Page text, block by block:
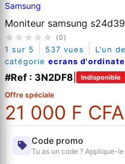
Samsung
Moniteur samsung
(0)
1 sur 5 537 vues
L'un
catégorie ecrans
#Ref : 3N2DF8 Indisponible
Offre spéciale
21 000 F CFA
Code promo
Tu as un code ? Applique-